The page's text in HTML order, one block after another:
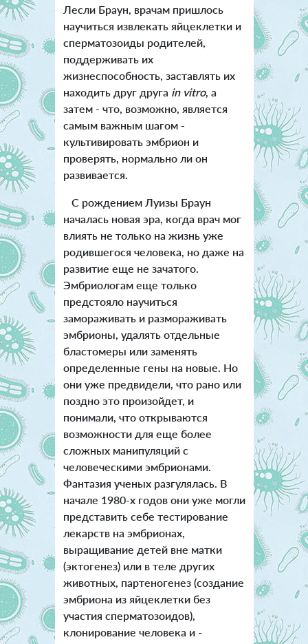
Лесли Браун, врачам пришлось
научиться извлекать яйцеклетки и
сперматозоиды родителей,
поддерживать их
жизнеспособность, заставлять их
находить друг друга in vitro, а
затем - что, возможно, является
самым важным шагом -
культивировать эмбрион и
проверять, нормально ли он
развивается.
С рождением Луизы Браун
началась новая эра, когда врач мог
влиять не только на жизнь уже
родившегося человека, но даже на
развитие еще не зачатого.
Эмбриологам еще только
предстояло научиться
замораживать и размораживать
эмбрионы, удалять отдельные
бластомеры или заменять
определенные гены на новые. Но
они уже предвидели, что рано или
поздно это произойдет, и
понимали, что открываются
возможности для еще более
сложных манипуляций с
человеческими эмбрионами.
Фантазия ученых разгулялась. В
начале 1980-х годов они уже могли
представить себе тестирование
лекарств на эмбрионах,
выращивание детей вне матки
(эктогенез) или в теле других
животных, партеногенез (создание
эмбриона из яйцеклетки без
участия сперматозоидов),
клонирование человека и -